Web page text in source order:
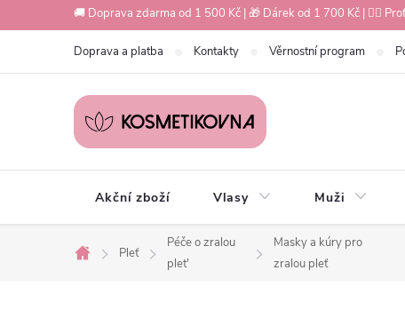
na
🚚 Doprava zdarma od 1 500 Kč | 🎁 Dárek od 1 700 Kč | 💇‍♀️
Doprava a platba Kontakty Věrnostní program
Akční zboží Vlasy Muži
Domů
Pleť
Péče o zralou
plet'
Masky a kúry pro
zralou pleť